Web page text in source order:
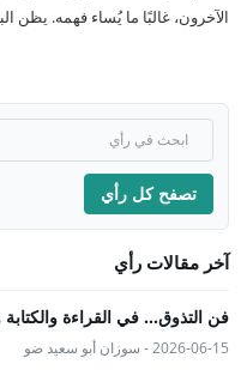
الآخرون، غالبًا ما يُساء فهمه. يظن
تصفح كل رأي
آخر مقالات رأي
فن التذوق... في القراءة والكتابة
2026-06-15 - سوزان أبو سعيد ضو